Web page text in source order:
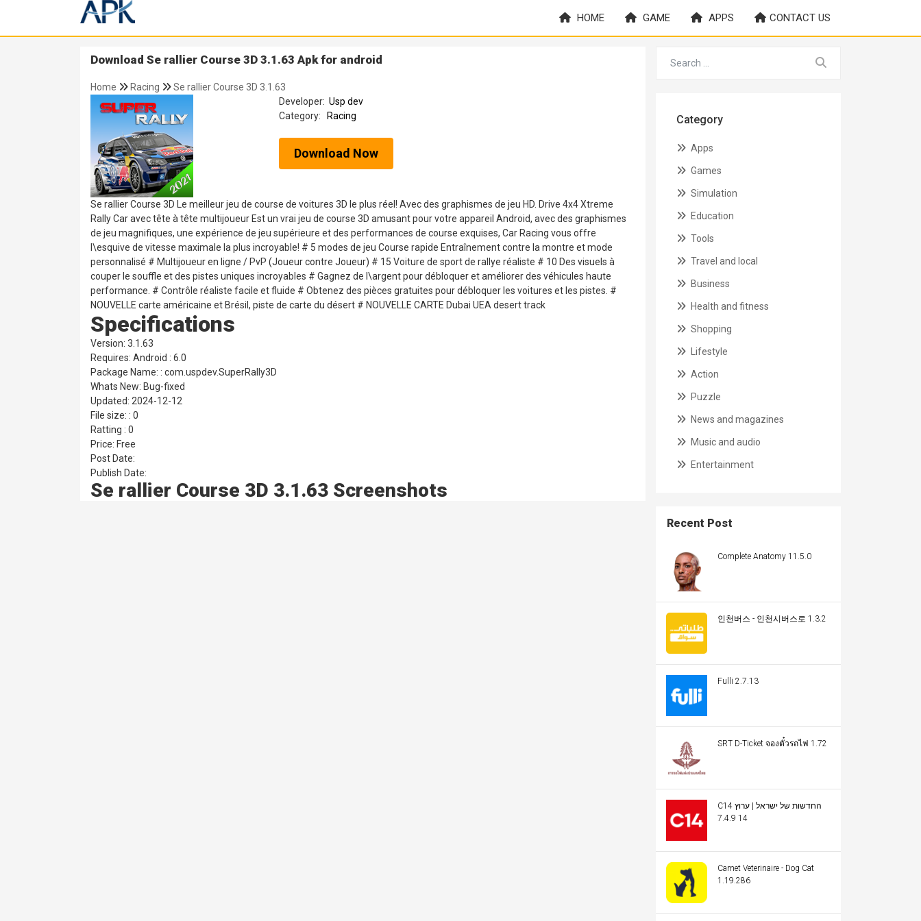
HOME GAME APPS CONTACT US
Download Se rallier Course 3D 3.1.63 Apk for android
Home Racing
Se rallier Course 3D 3.1.63
Developer: Usp dev
Category:
Racing
Download Now
Se rallier Course 3D Le meilleur jeu de course de voitures 3D le plus réel! Avec des graphismes de jeu HD. Drive 4x4 Xtreme
Rally Car avec tête à tête multijoueur Est un vrai jeu de course 3D amusant pour votre appareil Android, avec des graphismes
de jeu magnifiques, une expérience de jeu supérieure et des performances de course exquises, Car Racing vous offre
l\esquive de vitesse maximale la plus incroyable! # 5 modes de jeu Course rapide Entraînement contre la montre et mode
personnalisé # Multijoueur en ligne / PvP (Joueur contre Joueur) # 15 Voiture de sport de rallye réaliste # 10 Des visuels à
couper le souffle et des pistes uniques incroyables # Gagnez de l\argent pour débloquer et améliorer des véhicules haute
performance. # Contrôle réaliste facile et fluide # Obtenez des pièces gratuites pour débloquer les voitures et les pistes. #
NOUVELLE carte américaine et Brésil, piste de carte du désert # NOUVELLE CARTE Dubai UEA desert track
Specifications
Version: 3.1.63
Requires: Android : 6.0
Package Name: : com.uspdev.SuperRally3D
Whats New: Bug-fixed
Updated: 2024-12-12
File size: : 0
Ratting : 0
Price: Free
Post Date:
Publish Date:
Se rallier Course 3D 3.1.63 Screenshots
Category
Apps
Games
Simulation
Education
Tools
Travel and local
Business
Health and fitness
Shopping
Lifestyle
Action
Puzzle
News and magazines
Music and audio
Entertainment
Recent Post
Complete Anatomy 11.5.0
인천버스 - 인천시버스로 1.3.2
Fulli 2.7.13
SRT D-Ticket จองตั๋วรถไฟ 1.72
C14 החדשות של ישראל | ערוץ
14 7.4.9
Carnet Veterinaire - Dog Cat
1.19.286